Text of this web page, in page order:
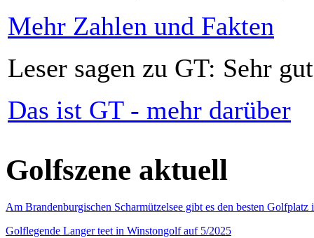
Mehr Zahlen und Fakten
Leser sagen zu GT: Sehr
Das ist GT - mehr darüber
Golfszene aktuell
Am Brandenburgischen Scharmützelsee gibt es den besten
Golflegende Langer teet in Winstongolf auf 5/2025